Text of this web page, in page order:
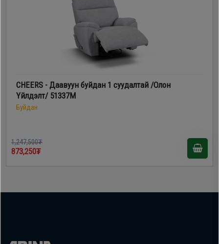
CHEERS - Даавуун буйдан 1 суудалтай /Олон
Үйлдэлт/ 51337M
Буйдан
1,247,500₮
873,250₮